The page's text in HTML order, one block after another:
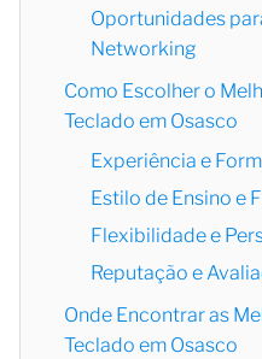
Oportunidades
Networking
Como Escolher o
Teclado em Osasco
Experiência e
Estilo de Ensino e
Flexibilidade e
Reputação e
Onde Encontrar as
Teclado em Osasco